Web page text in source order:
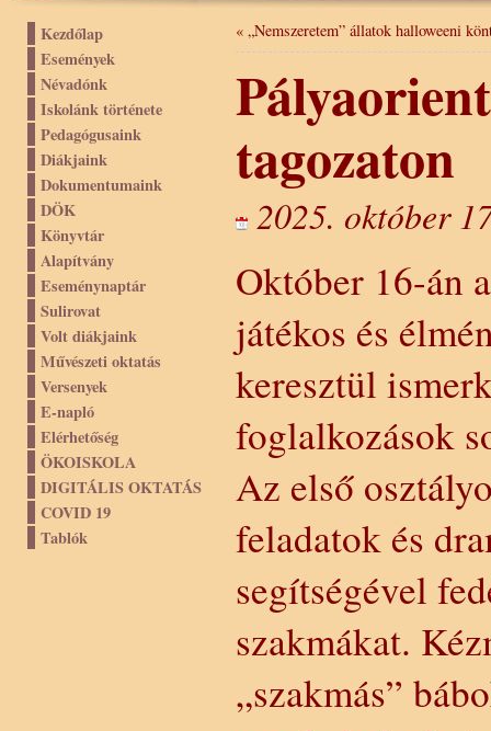
Kezdőlap
Események
Névadónk
Iskolánk története
Pedagógusaink
Diákjaink
Dokumentumaink
DÖK
Könyvtár
Alapítvány
Eseménynaptár
Sulirovat
Volt diákjaink
Művészeti oktatás
Versenyek
E-napló
Elérhetőség
ÖKOISKOLA
DIGITÁLIS OKTATÁS
COVID 19
Tablók
« „Nemszeretem” állatok halloweeni
tagozaton
2025. október
Október 16-án
játékos és
keresztül
foglalkozások
Az első
feladatok és
segítségével
szakmákat.
„szakmás”